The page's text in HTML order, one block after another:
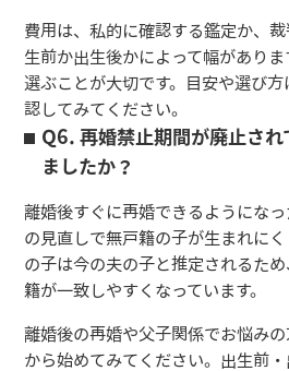
費用は、私的に確認する鑑定か、
生前か出生後かによって幅があり
選ぶことが大切です。目安や選び
認してみてください。
Q6. 再婚禁止期間が廃止され
ましたか？
離婚後すぐに再婚できるようにな
の見直しで無戸籍の子が生まれに
の子は今の夫の子と推定されるた
籍が一致しやすくなっています。
離婚後の再婚や父子関係でお悩み
から始めてみてください。出生前